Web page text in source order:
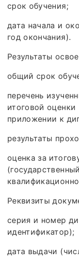
срок обучения;
дата начала и
год окончания).
Результаты
общий срок
перечень
итоговой
приложении к
результаты
оценка за
Реквизиты
серия и номер
идентификатор);
дата выдачи